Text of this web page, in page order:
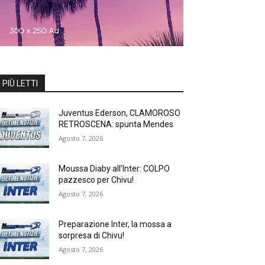
PIÙ LETTI
Juventus Ederson, CLAMOROSO
RETROSCENA: spunta Mendes
Agosto 7, 2026
Moussa Diaby all’Inter: COLPO
pazzesco per Chivu!
Agosto 7, 2026
Preparazione Inter, la mossa a
sorpresa di Chivu!
Agosto 7, 2026